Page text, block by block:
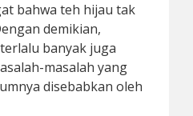
bahwa teh hijau tak
demikian,
banyak juga
masalah yang
disebabkan oleh